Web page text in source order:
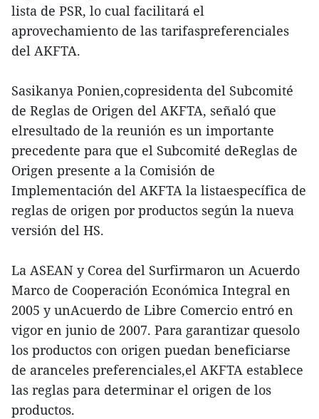
lista de PSR, lo cual facilitará el
aprovechamiento de las tarifaspreferenciales
del AKFTA.
Sasikanya Ponien,copresidenta del Subcomité
de Reglas de Origen del AKFTA, señaló que
elresultado de la reunión es un importante
precedente para que el Subcomité deReglas de
Origen presente a la Comisión de
Implementación del AKFTA la listaespecífica de
reglas de origen por productos según la nueva
versión del HS.
La ASEAN y Corea del Surfirmaron un Acuerdo
Marco de Cooperación Económica Integral en
2005 y unAcuerdo de Libre Comercio entró en
vigor en junio de 2007. Para garantizar quesolo
los productos con origen puedan beneficiarse
de aranceles preferenciales,el AKFTA establece
las reglas para determinar el origen de los
productos.